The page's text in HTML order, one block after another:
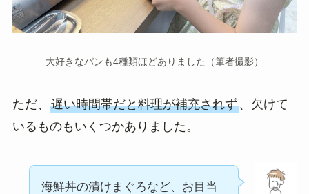
大好きなパンも4種類ほどありました（筆者撮影）
ただ、 遅い時間帯だと料理が補充されず、欠けて
いるものもいくつかありました。
海鮮丼の漬けまぐろなど、お目当